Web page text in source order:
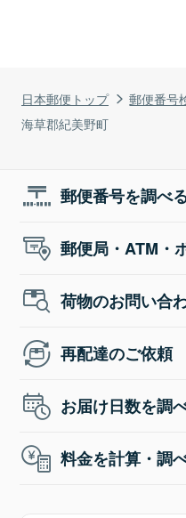
日本郵便トップ 郵便番号
海草郡紀美野町
郵便番号を調べ
郵便局・ATM・
荷物のお問い合
再配達のご依頼
お届け日数を調
料金を計算・調